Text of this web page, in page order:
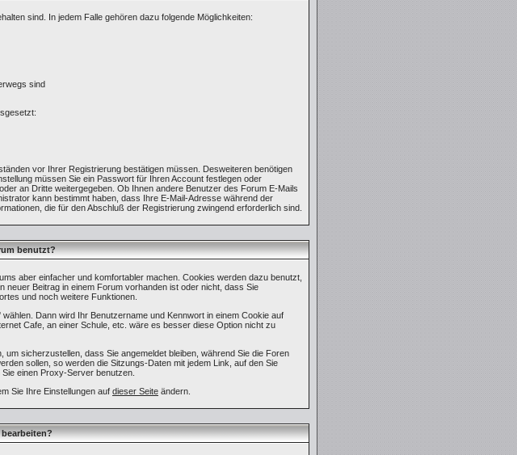
sind. In jedem Falle gehören dazu folgende Möglichkeiten:
sind
vor Ihrer Registrierung bestätigen müssen. Desweiteren benötigen
müssen Sie ein Passwort für Ihren Account festlegen oder
an Dritte weitergegeben. Ob Ihnen andere Benutzer des Forum E-Mails
kann bestimmt haben, dass Ihre E-Mail-Adresse während der
die für den Abschluß der Registrierung zwingend erforderlich sind.
benutzt?
aber einfacher und komfortabler machen. Cookies werden dazu benutzt,
Beitrag in einem Forum vorhanden ist oder nicht, dass Sie
und noch weitere Funktionen.
Dann wird Ihr Benutzername und Kennwort in einem Cookie auf
Cafe, an einer Schule, etc. wäre es besser diese Option nicht zu
sicherzustellen, dass Sie angemeldet bleiben, während Sie die Foren
sollen, so werden die Sitzungs-Daten mit jedem Link, auf den Sie
einen Proxy-Server benutzen.
Sie Ihre Einstellungen auf dieser Seite ändern.